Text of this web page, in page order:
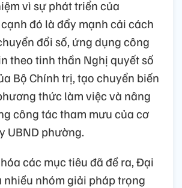
vì sự phát triển của
đó là đẩy mạnh cải cách
đổi số, ứng dụng công
theo tinh thần Nghị quyết số
Bộ Chính trị,tạo chuyển biến
thức làm việc và nâng
công tác tham mưu của cơ
UBND phường.
các mục tiêu đã đề ra, Đại
nhiều nhóm giải pháp trọng